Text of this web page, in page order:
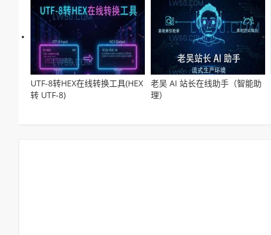
UTF-8转HEX在线转换工具(HEX
转 UTF-8)
老吴 AI 站长在线助手（智能助
理）